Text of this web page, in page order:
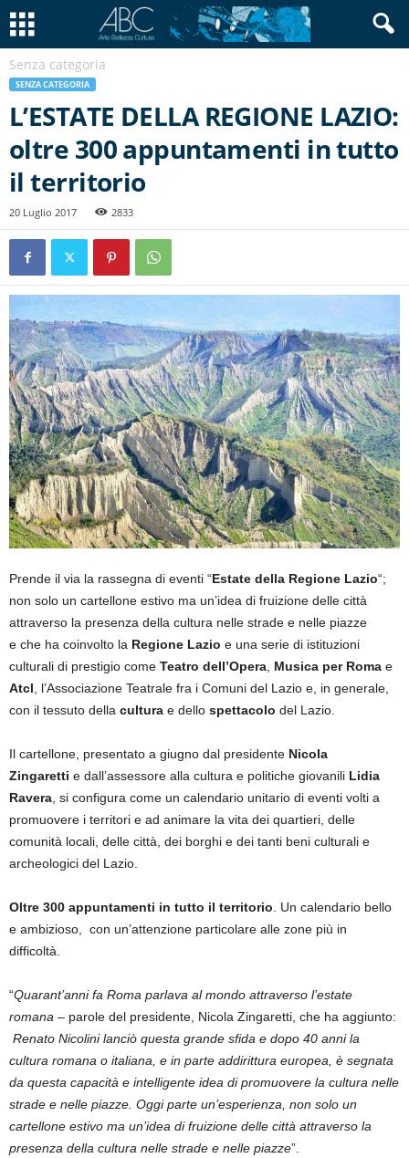
Senza categoria
SENZA CATEGORIA
L’ESTATE DELLA REGIONE LAZIO:
oltre 300 appuntamenti in tutto
il territorio
20 Luglio 2017 2833
Prende il via la rassegna di eventi “Estate della Regione Lazio“;
non solo un cartellone estivo ma un’idea di fruizione delle città
attraverso la presenza della cultura nelle strade e nelle piazze
e che ha coinvolto la Regione Lazio e una serie di istituzioni
culturali di prestigio come Teatro dell’Opera Musica per Roma e
Atcl , l’Associazione Teatrale fra i Comuni del Lazio e, in generale,
con il tessuto della cultura e dello spettacolo del Lazio.
Il cartellone, presentato a giugno dal presidente Nicola
Zingaretti e dall’assessore alla cultura e politiche giovanili Lidia
Ravera , si configura come un calendario unitario di eventi volti a
promuovere i territori e ad animare la vita dei quartieri, delle
comunità locali, delle città, dei borghi e dei tanti beni culturali e
archeologici del Lazio.
Oltre 300 appuntamenti in tutto il territorio . Un calendario bello
e ambizioso, con un’attenzione particolare alle zone più in
difficoltà.
“Quarant’anni fa Roma parlava al mondo attraverso l’estate
romana – parole del presidente, Nicola Zingaretti, che ha aggiunto:
Renato Nicolini lanciò questa grande sfida e dopo 40 anni la
cultura romana o italiana, e in parte addirittura europea, è segnata
da questa capacità e intelligente idea di promuovere la cultura nelle
strade e nelle piazze. Oggi parte un’esperienza, non solo un
cartellone estivo ma un’idea di fruizione delle città attraverso la
presenza della cultura nelle strade e nelle piazze”.